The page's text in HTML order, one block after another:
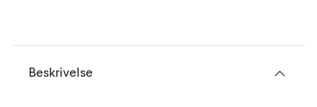
Beskrivelse